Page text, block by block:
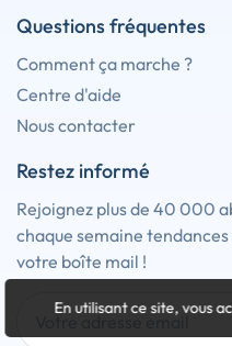
Questions fréquentes
Comment ça marche ?
Centre d'aide
Nous contacter
Restez informé
Rejoignez plus de 40 000
chaque semaine
votre boîte mail !
En utilisant ce site, vous